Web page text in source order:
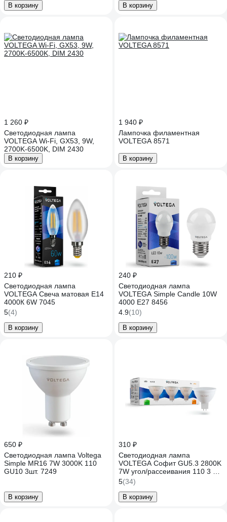
В корзину В корзину
1 260 ₽
Светодиодная лампа
VOLTEGA Wi-Fi, GX53, 9W,
2700K-6500K, DIM 2430
В корзину
1 940 ₽
Лампочка филаментная
VOLTEGA 8571
В корзину
210 ₽
Светодиодная лампа
VOLTEGA Свеча матовая Е14
4000К 6W 7045
5(4)
В корзину
240 ₽
Светодиодная лампа
VOLTEGA Simple Candle 10W
4000 E27 8456
4.9(10)
В корзину
650 ₽
Светодиодная лампа Voltega
Simple MR16 7W 3000K 110
GU10 3шт. 7249
В корзину
310 ₽
Светодиодная лампа
VOLTEGA Софит GU5.3 2800K
7W угол/рассеивания 110 3 шт
7174
5(34)
В корзину